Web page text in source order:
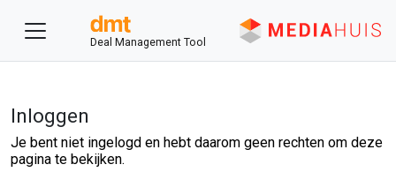
Deal Management Tool
Inloggen
Je bent niet ingelogd en hebt daarom geen rechten om deze
pagina te bekijken.